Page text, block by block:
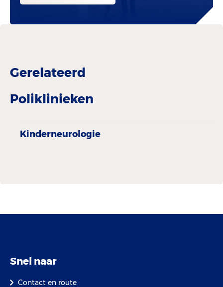
Gerelateerd
Poliklinieken
Kinderneurologie
Snel naar
Contact en route